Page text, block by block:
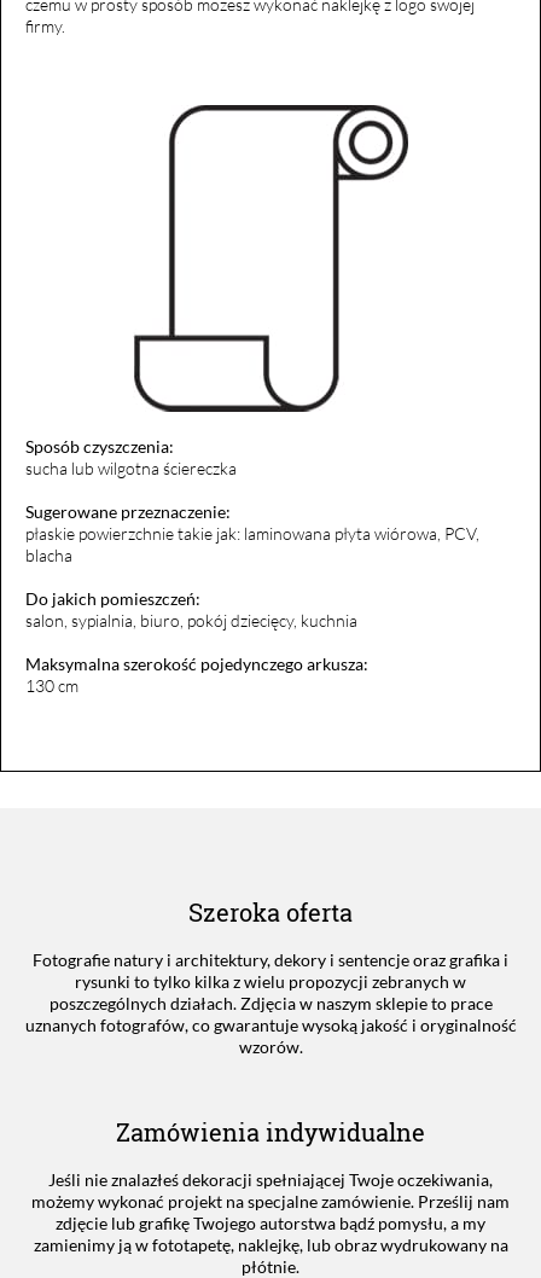
firmy.
Sposób czyszczenia:
sucha lub wilgotna ściereczka
Sugerowane przeznaczenie:
płaskie powierzchnie takie jak: laminowana płyta wiórowa, PCV,
blacha
Do jakich pomieszczeń:
salon, sypialnia, biuro, pokój dziecięcy, kuchnia
Maksymalna szerokość pojedynczego arkusza:
130 cm
Szeroka oferta
Fotografie natury i architektury, dekory i sentencje oraz grafika i
rysunki to tylko kilka z wielu propozycji zebranych w
poszczególnych działach. Zdjęcia w naszym sklepie to prace
uznanych fotografów, co gwarantuje wysoką jakość i oryginalność
wzorów.
Zamówienia indywidualne
Jeśli nie znalazłeś dekoracji spełniającej Twoje oczekiwania,
możemy wykonać projekt na specjalne zamówienie. Prześlij nam
zdjęcie lub grafikę Twojego autorstwa bądź pomysłu, a my
zamienimy ją w fototapetę, naklejkę, lub obraz wydrukowany na
płótnie.